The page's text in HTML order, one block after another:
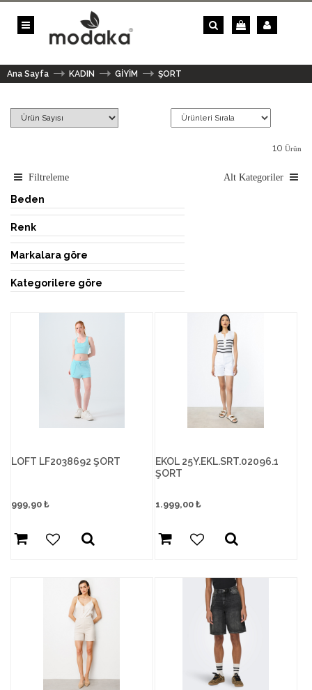
Ana Sayfa KADIN GİYİM ŞORT
10 Ürün
Filtreleme
Beden
Renk
Markalara göre
Kategorilere göre
Alt Kategoriler
LOFT LF2038692 ŞORT
999,90 ₺
EKOL 25Y.EKL.SRT.02096.1
ŞORT
1.999,00₺